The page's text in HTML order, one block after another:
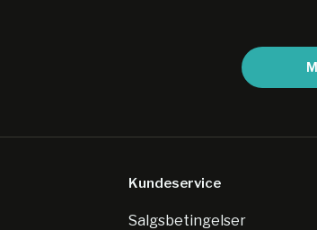
Kundeservice
Salgsbetingelser